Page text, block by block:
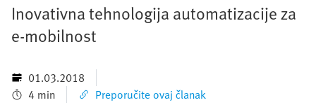
Inovativna tehnologija automatizacije za
e-mobilnost
01.03.2018
4 min
Preporučite ovaj članak